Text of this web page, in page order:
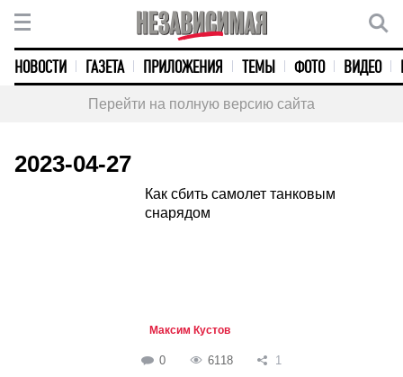
НОВОСТИ ГАЗЕТА ПРИЛОЖЕНИЯ ТЕМЫ ФОТО ВИДЕО
Перейти на полную версию сайта
2023-04-27
Как сбить самолет танковым
снарядом
Максим Кустов
0 6118 1